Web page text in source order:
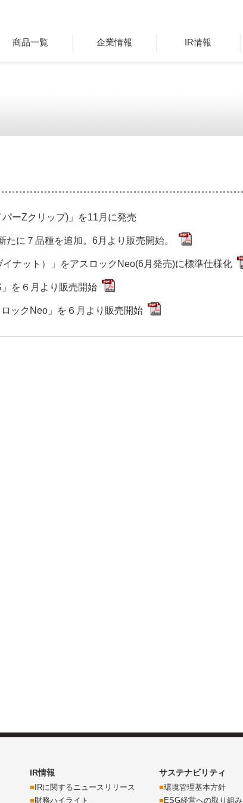
商品一覧 企業情報 IR情報
ーZクリップ)」を11月に発売
に７品種を追加。6月より販売開始。
ナット）」をアスロックNeo(6月発売)に標準仕様化
を６月より販売開始
ックNeo」を６月より販売開始
IR情報
IRに関するニュースリリース
財務ハイライト
サステナビリティ
環境管理基本方針
ESG経営への取り組み